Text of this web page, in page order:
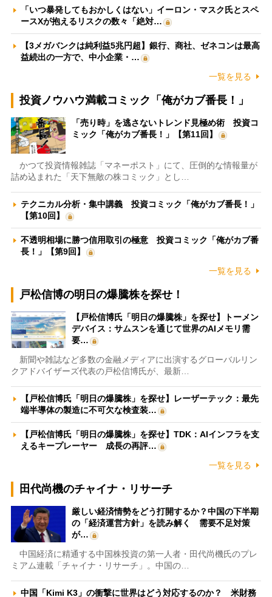
「いつ暴発してもおかしくはない」イーロン・マスク氏とスペ
ースXが抱えるリスクの数々「絶対…
【3メガバンクは純利益5兆円超】銀行、商社、ゼネコンは最高
益続出の一方で、中小企業・…
一覧を見る
投資ノウハウ満載コミック「俺がカブ番長！」
「売り時」を逃さないトレンド見極め術 投資コ
ミック「俺がカブ番長！」【第11回】
かつて投資情報雑誌「マネーポスト」にて、圧倒的な情報量が
詰め込まれた「天下無敵の株コミック」とし…
テクニカル分析・集中講義 投資コミック「俺がカブ番長！」
【第10回】
不透明相場に勝つ信用取引の極意 投資コミック「俺がカブ番
長！」【第9回】
一覧を見る
戸松信博の明日の爆騰株を探せ！
【戸松信博氏「明日の爆騰株」を探せ】トーメン
デバイス：サムスンを通じて世界のAIメモリ需
要…
新聞や雑誌など多数の金融メディアに出演するグローバルリン
クアドバイザーズ代表の戸松信博氏が、最新…
【戸松信博氏「明日の爆騰株」を探せ】レーザーテック：最先
端半導体の製造に不可欠な検査装…
【戸松信博氏「明日の爆騰株」を探せ】TDK：AIインフラを支
えるキープレーヤー 成長の再評…
一覧を見る
田代尚機のチャイナ・リサーチ
厳しい経済情勢をどう打開するか？中国の下半期
の「経済運営方針」を読み解く 需要不足対策
が…
中国経済に精通する中国株投資の第一人者・田代尚機氏のプレ
ミアム連載「チャイナ・リサーチ」。中国の…
中国「Kimi K3」の衝撃に世界はどう対応するのか？ 米財務